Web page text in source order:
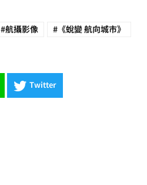
#航攝影像 #《蛻變 航向城市》
Twitter